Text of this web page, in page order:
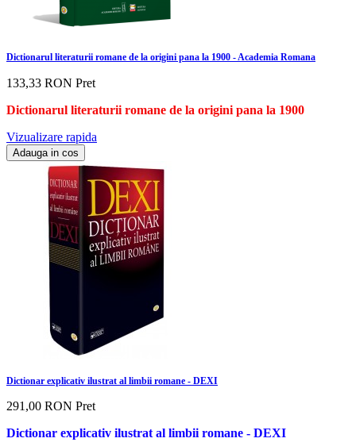
Dictionarul literaturii romane de la origini pana la 1900 - Academia Romana
133,33 RON Pret
Dictionarul literaturii romane de la origini pana la 1900
Vizualizare rapida
Adauga in cos
Dictionar explicativ ilustrat al limbii romane - DEXI
291,00 RON Pret
Dictionar explicativ ilustrat al limbii romane - DEXI